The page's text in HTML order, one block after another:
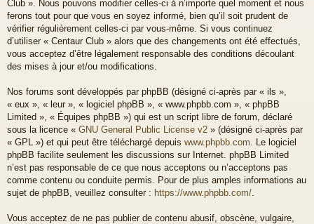
Club ». Nous pouvons modifier celles-ci à n’importe quel moment et nous
ferons tout pour que vous en soyez informé, bien qu’il soit prudent de
vérifier régulièrement celles-ci par vous-même. Si vous continuez
d’utiliser « Centaur Club » alors que des changements ont été effectués,
vous acceptez d’être légalement responsable des conditions découlant
des mises à jour et/ou modifications.
Nos forums sont développés par phpBB (désigné ci-après par « ils »,
« eux », « leur », « logiciel phpBB », « www.phpbb.com », « phpBB
Limited », « Équipes phpBB ») qui est un script libre de forum, déclaré
sous la licence « GNU General Public License v2 » (désigné ci-après par
« GPL ») et qui peut être téléchargé depuis www.phpbb.com . Le logiciel
phpBB facilite seulement les discussions sur Internet. phpBB Limited
n’est pas responsable de ce que nous acceptons ou n’acceptons pas
comme contenu ou conduite permis. Pour de plus amples informations au
sujet de phpBB, veuillez consulter : https://www.phpbb.com/
Vous acceptez de ne pas publier de contenu abusif, obscène, vulgaire,